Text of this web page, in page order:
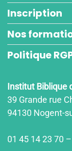
Inscription
Nos
Politique
Institut Biblique
39 Grande rue
94130 Nogent-
01 45 14 23 70